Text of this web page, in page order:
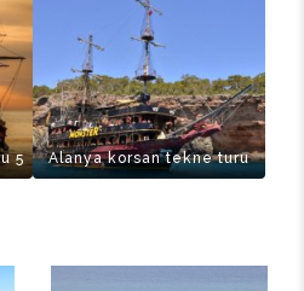
5 Alanya korsan tekne turu